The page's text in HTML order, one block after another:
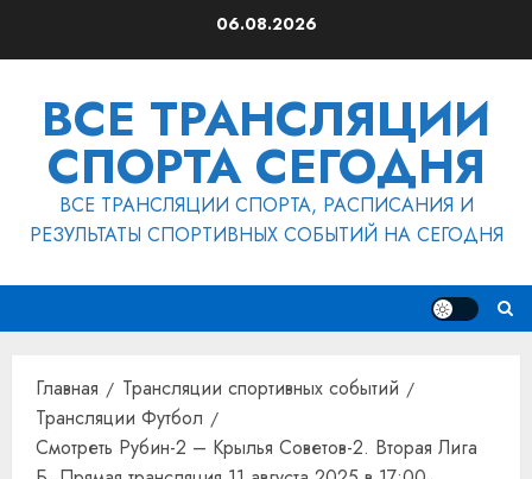
06.08.2026
ВСЕ ТРАНСЛЯЦИИ
СПОРТА СЕГОДНЯ
ВСЕ ТРАНСЛЯЦИИ СПОРТА, РАСПИСАНИЯ И
РЕЗУЛЬТАТЫ СПОРТИВНЫХ СОБЫТИЙ НА СЕГОДНЯ
Главная
Трансляции спортивных событий
Трансляции Футбол
Смотреть Рубин-2 – Крылья Советов-2. Вторая Лига